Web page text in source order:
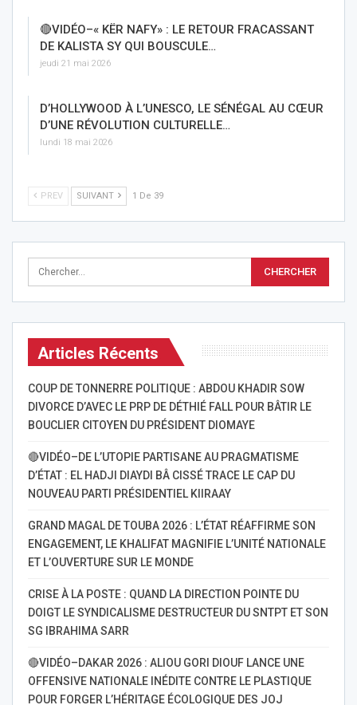
🔴VIDÉO–« KËR NAFY» : LE RETOUR FRACASSANT
DE KALISTA SY QUI BOUSCULE…
jeudi 21 mai 2026
D’HOLLYWOOD À L’UNESCO, LE SÉNÉGAL AU CŒUR
D’UNE RÉVOLUTION CULTURELLE…
lundi 18 mai 2026
PREV SUIVANT 1 De 39
Articles Récents
COUP DE TONNERRE POLITIQUE : ABDOU KHADIR SOW
DIVORCE D’AVEC LE PRP DE DÉTHIÉ FALL POUR BÂTIR LE
BOUCLIER CITOYEN DU PRÉSIDENT DIOMAYE
🔴VIDÉO–DE L’UTOPIE PARTISANE AU PRAGMATISME
D’ÉTAT : EL HADJI DIAYDI BÂ CISSÉ TRACE LE CAP DU
NOUVEAU PARTI PRÉSIDENTIEL KIIRAAY
GRAND MAGAL DE TOUBA 2026 : L’ÉTAT RÉAFFIRME SON
ENGAGEMENT, LE KHALIFAT MAGNIFIE L’UNITÉ NATIONALE
ET L’OUVERTURE SUR LE MONDE
CRISE À LA POSTE : QUAND LA DIRECTION POINTE DU
DOIGT LE SYNDICALISME DESTRUCTEUR DU SNTPT ET SON
SG IBRAHIMA SARR
🔴VIDÉO–DAKAR 2026 : ALIOU GORI DIOUF LANCE UNE
OFFENSIVE NATIONALE INÉDITE CONTRE LE PLASTIQUE
POUR FORGER L’HÉRITAGE ÉCOLOGIQUE DES JOJ